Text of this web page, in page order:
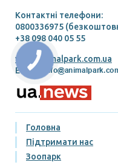
Контактні телефони:
0800336975
+38 098 040 05 55
www.animalpark.com.ua
E-mail:
Головна
Підтримати нас
Зоопарк